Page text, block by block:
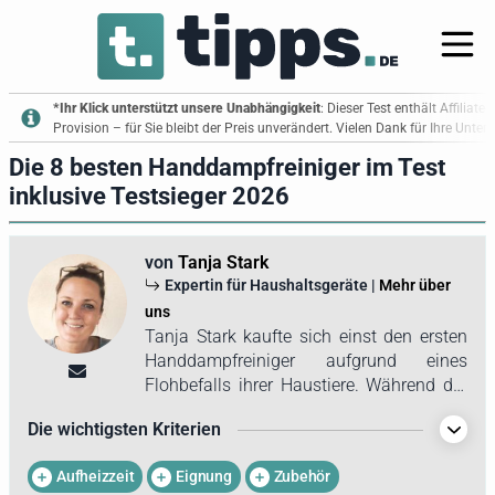
*Ihr Klick unterstützt unsere Unabhängigkeit: Dieser Test enthält
Provision – für Sie bleibt der Preis unverändert. Vielen Dank für Ihre
Die 8 besten Handdampfreiniger im Test
inklusive Testsieger 2026
von Tanja Stark
Expertin für Haushaltsgeräte | Mehr über
uns
Tanja Stark kaufte sich einst den ersten
Handdampfreiniger aufgrund eines
Flohbefalls ihrer Haustiere. Während der
beschriebene Methode ins Auge, dass
heißer Dampf Flöhe und ihre Eier auf
Teppichen, Sofas, Hundekörbchen und
Die wichtigsten Kriterien
Aufheizzeit Eignung
Zubehör